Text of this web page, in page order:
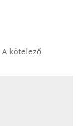
A kötelező